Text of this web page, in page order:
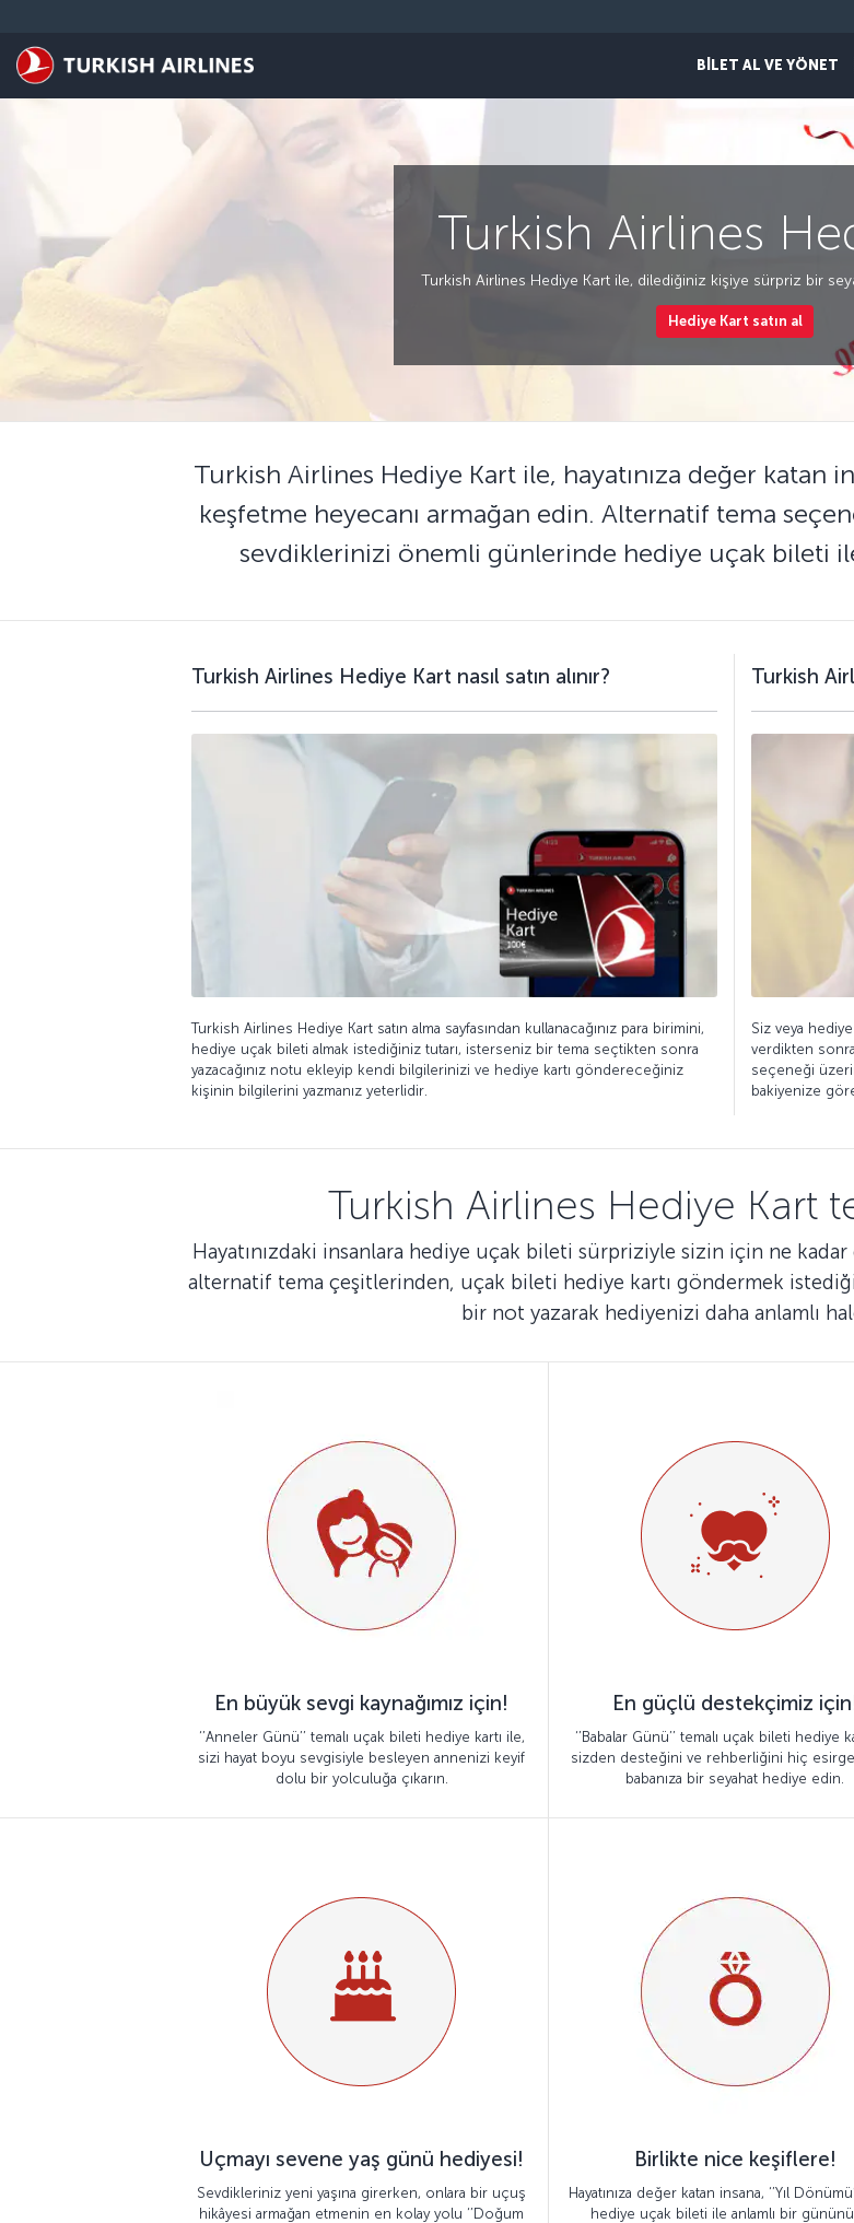
BİLET AL VE YÖNET
Turkish Airlines
Turkish Airlines Hediye Kart ile, dilediğiniz kişiye sürpriz bir
Hediye Kart satın al
Turkish Airlines Hediye Kart ile, hayatınıza değer katan
keşfetme heyecanı armağan edin. Alternatif tema
sevdiklerinizi önemli günlerinde hediye uçak bileti
Turkish Airlines Hediye Kart nasıl satın alınır?
Turkish Airlines Hediye Kart satın alma sayfasından kullanacağınız para birimini,
hediye uçak bileti almak istediğiniz tutarı, isterseniz bir tema seçtikten sonra
yazacağınız notu ekleyip kendi bilgilerinizi ve hediye kartı göndereceğiniz
kişinin bilgilerini yazmanız yeterlidir.
Turkish
Siz veya
verdikten sonra
seçeneği
bakiyenize
Turkish Airlines Hediye Kart
Hayatınızdaki insanlara hediye uçak bileti sürpriziyle sizin için ne
alternatif tema çeşitlerinden, uçak bileti hediye kartı göndermek
bir not yazarak hediyenizi daha anlamlı
En büyük sevgi kaynağımız için!
‘’Anneler Günü’’ temalı uçak bileti hediye kartı ile,
sizi hayat boyu sevgisiyle besleyen annenizi keyif
dolu bir yolculuğa çıkarın.
En güçlü destekçimiz
‘’Babalar Günü’’ temalı uçak bileti hediye
sizden desteğini ve rehberliğini hiç
babanıza bir seyahat hediye edin.
Uçmayı sevene yaş günü hediyesi!
Sevdikleriniz yeni yaşına girerken, onlara bir uçuş
hikâyesi armağan etmenin en kolay yolu ‘’Doğum
Birlikte nice keşiflere!
Hayatınıza değer katan insana, ‘’Yıl
hediye uçak bileti ile anlamlı bir